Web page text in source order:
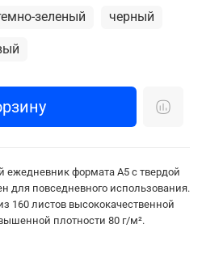
зеленый черный
ежедневник формата А5 с твердой
для повседневного использования.
160 листов высококачественной
плотности 80 г/м².